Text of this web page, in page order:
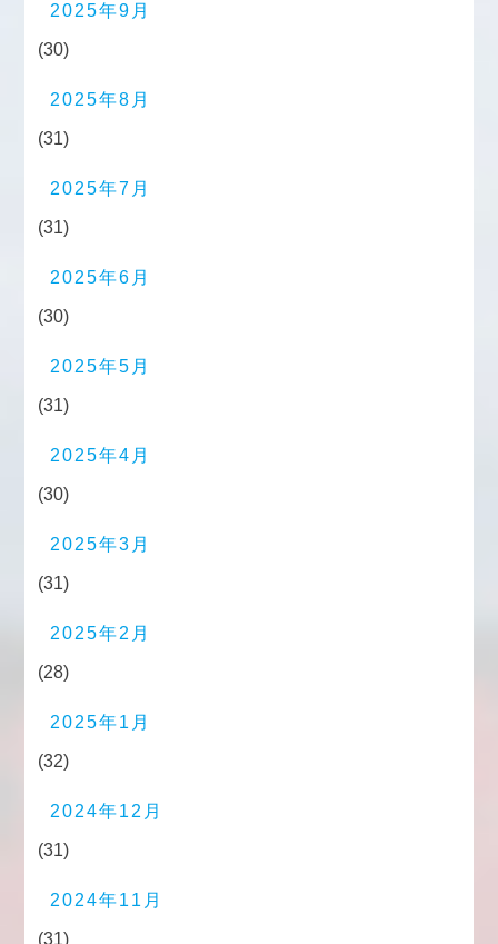
2025年9月
(30)
2025年8月
(31)
2025年7月
(31)
2025年6月
(30)
2025年5月
(31)
2025年4月
(30)
2025年3月
(31)
2025年2月
(28)
2025年1月
(32)
2024年12月
(31)
2024年11月
(31)